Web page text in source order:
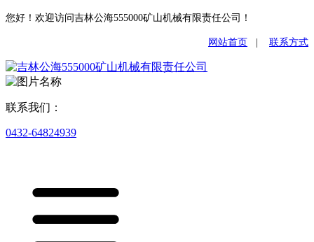
您好！欢迎访问吉林公海555000矿山机械有限责任公司！
网站首页 联系方式
联系我们：
0432-64824939